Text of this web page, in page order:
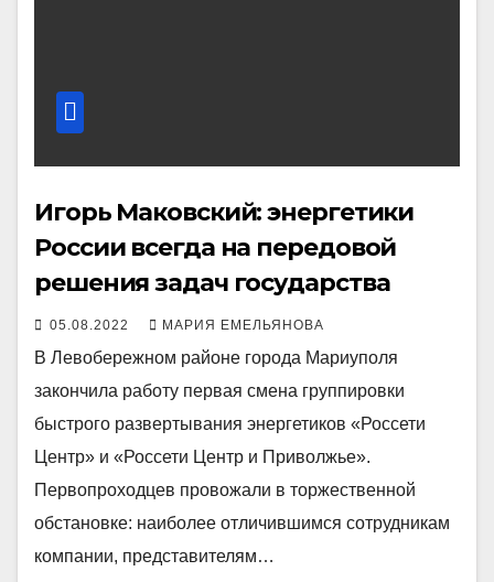
Игорь Маковский: энергетики
России всегда на передовой
решения задач государства
05.08.2022 МАРИЯ ЕМЕЛЬЯНОВА
В Левобережном районе города Мариуполя
закончила работу первая смена группировки
быстрого развертывания энергетиков «Россети
Центр» и «Россети Центр и Приволжье».
Первопроходцев провожали в торжественной
обстановке: наиболее отличившимся сотрудникам
компании, представителям…